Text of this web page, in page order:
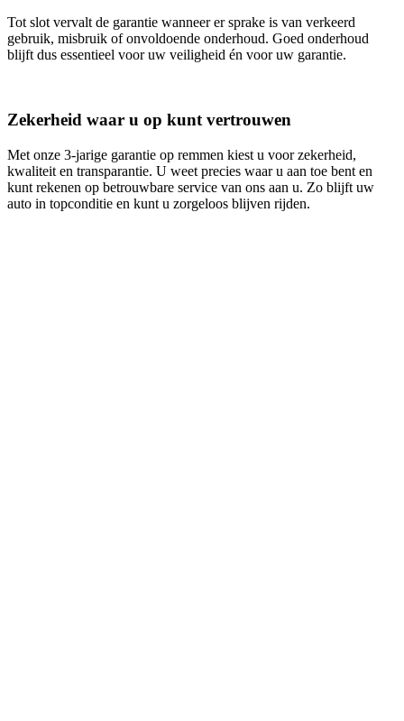
Tot slot vervalt de garantie wanneer er sprake is van verkeerd
gebruik, misbruik of onvoldoende onderhoud. Goed onderhoud
blijft dus essentieel voor uw veiligheid én voor uw garantie.
Zekerheid waar u op kunt vertrouwen
Met onze 3‑jarige garantie op remmen kiest u voor zekerheid,
kwaliteit en transparantie. U weet precies waar u aan toe bent en
kunt rekenen op betrouwbare service van ons aan u. Zo blijft uw
auto in topconditie en kunt u zorgeloos blijven rijden.